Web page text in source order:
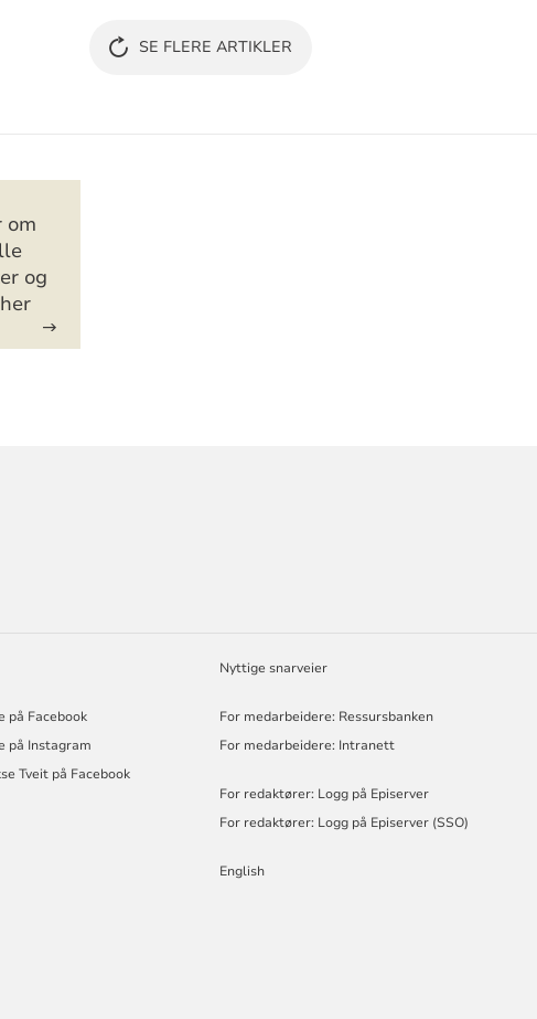
SE FLERE ARTIKLER
om
og
på Facebook
på Instagram
Tveit på Facebook
Nyttige snarveier
For medarbeidere: Ressursbanken
For medarbeidere: Intranett
For redaktører: Logg på Episerver
For redaktører: Logg på Episerver (SSO)
English